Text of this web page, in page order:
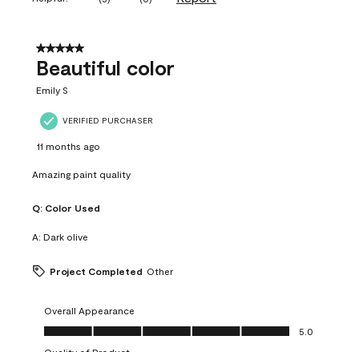
5 out of 5 stars.
Beautiful color
Emily S
VERIFIED PURCHASER
11 months ago
Amazing paint quality
Q: Color Used
A: Dark olive
Project Completed Other
Overall Appearance
Overall Appearance, 5.0 out of 5
5.0